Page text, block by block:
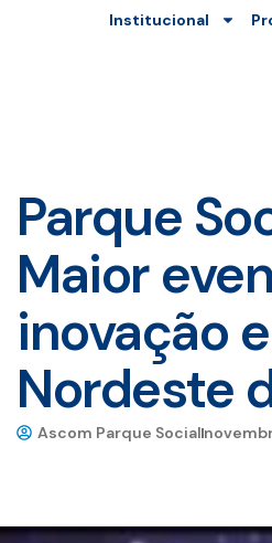
Institucional
Parque
Maior
inovação
Nordeste
Ascom Parque Social